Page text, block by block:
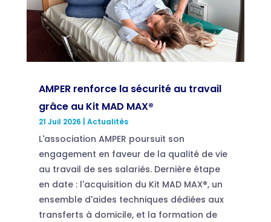
AMPER renforce la sécurité au travail
grâce au Kit MAD MAX®
21 Juil 2026 Actualités
L'association AMPER poursuit son
engagement en faveur de la qualité de vie
au travail de ses salariés. Dernière étape
en date : l'acquisition du Kit MAD MAX®, un
ensemble d'aides techniques dédiées aux
transferts à domicile, et la formation de